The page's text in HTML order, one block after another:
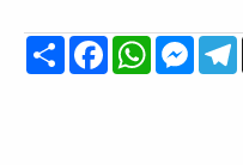
Share
FacebookWhatsApp
MessengerTelegram